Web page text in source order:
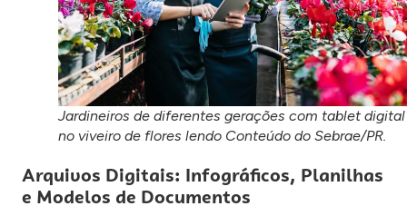
Jardineiros de diferentes gerações com tablet digital
no viveiro de flores lendo Conteúdo do Sebrae/PR.
Arquivos Digitais: Infográficos, Planilhas
e Modelos de Documentos